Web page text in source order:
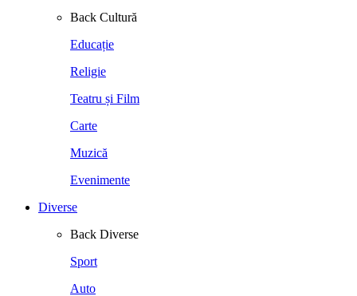
Back Cultură
Educație
Religie
Teatru și Film
Carte
Muzică
Evenimente
Diverse
Back Diverse
Sport
Auto